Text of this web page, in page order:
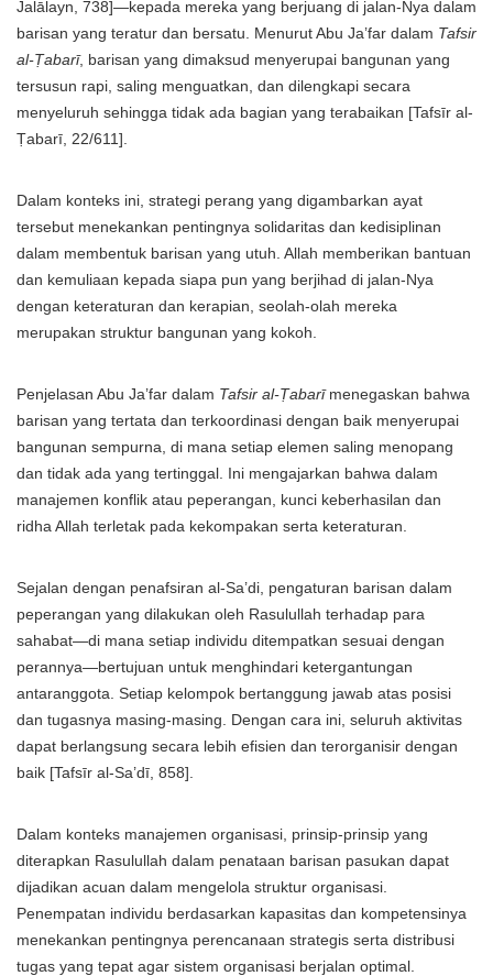
Jalālayn, 738]—kepada mereka yang berjuang di jalan-Nya dalam
barisan yang teratur dan bersatu. Menurut Abu Ja’far dalam Tafsir
al-Ṭabarī, barisan yang dimaksud menyerupai bangunan yang
tersusun rapi, saling menguatkan, dan dilengkapi secara
menyeluruh sehingga tidak ada bagian yang terabaikan [Tafsīr al-
Ṭabarī, 22/611].
Dalam konteks ini, strategi perang yang digambarkan ayat
tersebut menekankan pentingnya solidaritas dan kedisiplinan
dalam membentuk barisan yang utuh. Allah memberikan bantuan
dan kemuliaan kepada siapa pun yang berjihad di jalan-Nya
dengan keteraturan dan kerapian, seolah-olah mereka
merupakan struktur bangunan yang kokoh.
Penjelasan Abu Ja’far dalam Tafsir al-Ṭabarīmenegaskan bahwa
barisan yang tertata dan terkoordinasi dengan baik menyerupai
bangunan sempurna, di mana setiap elemen saling menopang
dan tidak ada yang tertinggal. Ini mengajarkan bahwa dalam
manajemen konflik atau peperangan, kunci keberhasilan dan
ridha Allah terletak pada kekompakan serta keteraturan.
Sejalan dengan penafsiran al-Sa’di, pengaturan barisan dalam
peperangan yang dilakukan oleh Rasulullah terhadap para
sahabat—di mana setiap individu ditempatkan sesuai dengan
perannya—bertujuan untuk menghindari ketergantungan
antaranggota. Setiap kelompok bertanggung jawab atas posisi
dan tugasnya masing-masing. Dengan cara ini, seluruh aktivitas
dapat berlangsung secara lebih efisien dan terorganisir dengan
baik [Tafsīr al-Sa’dī, 858].
Dalam konteks manajemen organisasi, prinsip-prinsip yang
diterapkan Rasulullah dalam penataan barisan pasukan dapat
dijadikan acuan dalam mengelola struktur organisasi.
Penempatan individu berdasarkan kapasitas dan kompetensinya
menekankan pentingnya perencanaan strategis serta distribusi
tugas yang tepat agar sistem organisasi berjalan optimal.